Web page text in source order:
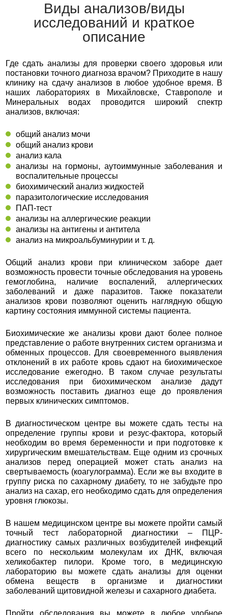
Виды анализов/виды
исследований и краткое
описание
Где сдать анализы для проверки своего здоровья или
постановки точного диагноза врачом? Приходите в нашу
клинику на сдачу анализов в любое удобное время. В
наших лабораториях в Михайловске, Ставрополе и
Минеральных водах проводится широкий спектр
анализов, включая:
общий анализ мочи
общий анализ крови
анализ кала
анализы на гормоны, аутоиммунные заболевания и
воспалительные процессы
биохимический анализ жидкостей
паразитологические исследования
ПАП-тест
анализы на аллергические реакции
анализы на антигены и антитела
анализ на микроальбуминурии и т. д.
Общий анализ крови при клиническом заборе дает
возможность провести точные обследования на уровень
гемоглобина, наличие воспалений, аллергических
заболеваний и даже паразитов. Также показатели
анализов крови позволяют оценить наглядную общую
картину состояния иммунной системы пациента.
Биохимические же анализы крови дают более полное
представление о работе внутренних систем организма и
обменных процессов. Для своевременного выявления
отклонений в их работе кровь сдают на биохимическое
исследование ежегодно. В таком случае результаты
исследования при биохимическом анализе дадут
возможность поставить диагноз еще до проявления
первых клинических симптомов.
В диагностическом центре вы можете сдать тесты на
определение группы крови и резус-фактора, который
необходим во время беременности и при подготовке к
хирургическим вмешательствам. Еще одним из срочных
анализов перед операцией может стать анализ на
свертываемость (коагулограмма). Если же вы входите в
группу риска по сахарному диабету, то не забудьте про
анализ на сахар, его необходимо сдать для определения
уровня глюкозы.
В нашем медицинском центре вы можете пройти самый
точный тест лабораторной диагностики – ПЦР-
диагностику самых различных возбудителей инфекций
всего по нескольким молекулам их ДНК, включая
хеликобактер пилори. Кроме того, в медицинскую
лабораторию вы можете сдать анализы для оценки
обмена веществ в организме и диагностики
заболеваний щитовидной железы и сахарного диабета.
Пройти обследования вы можете в любое удобное